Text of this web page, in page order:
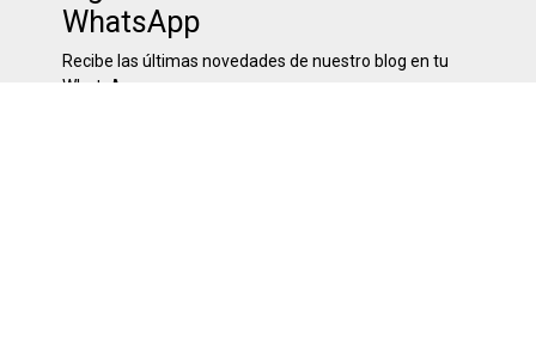
WhatsApp
Recibe las últimas novedades de nuestro blog en tu
WhatsApp